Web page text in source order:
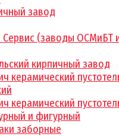
завод
Сервис (заводы ОСМиБТ
кирпичный завод
керамический
керамический
и фигурный
заборные